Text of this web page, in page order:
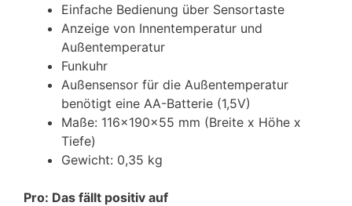
Einfache Bedienung über Sensortaste
Anzeige von Innentemperatur und
Außentemperatur
Funkuhr
Außensensor für die Außentemperatur
benötigt eine AA-Batterie (1,5V)
Maße: 116x190x55 mm (Breite x Höhe x
Tiefe)
Gewicht: 0,35 kg
Pro: Das fällt positiv auf